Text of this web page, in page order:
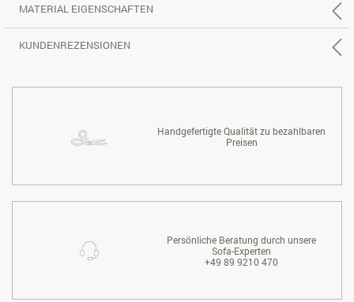
MATERIAL EIGENSCHAFTEN
KUNDENREZENSIONEN
Handgefertigte Qualität zu bezahlbaren
Preisen
Persönliche Beratung durch unsere
Sofa-Experten
+49 89 9210 470